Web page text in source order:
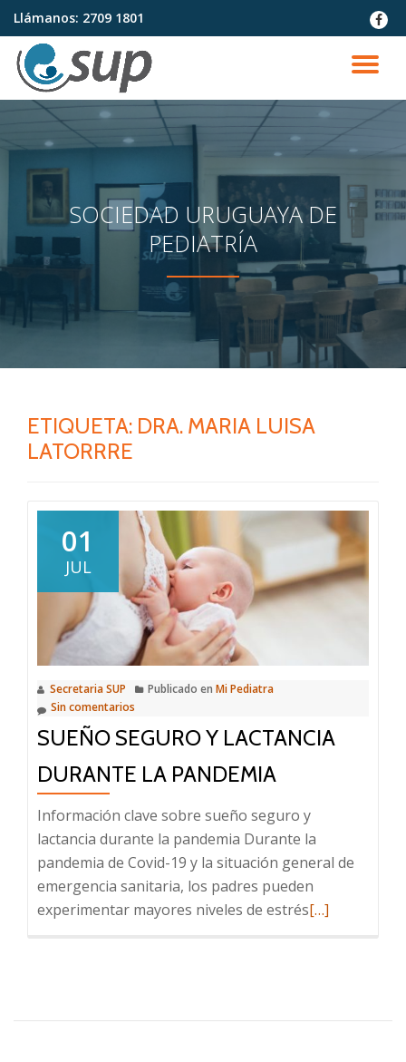
Saltar
contenido
Llámanos: 2709 1801
fa-
SOCIEDAD URUGUAYA DE
PEDIATRÍA
ETIQUETA: DRA. MARIA LUISA
LATORRRE
01
JUL
Secretaria SUP Publicado en Mi Pediatra
Sin comentarios
SUEÑO SEGURO Y LACTANCIA
DURANTE LA PANDEMIA
Información clave sobre sueño seguro y
lactancia durante la pandemia Durante la
pandemia de Covid-19 y la situación general de
emergencia sanitaria, los padres pueden
experimentar mayores niveles de estrésLeer
y
[…]